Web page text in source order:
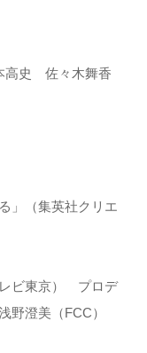
高史 佐々木舞香
」（集英社クリエ
ビ東京） プロデ
野澄美（FCC）